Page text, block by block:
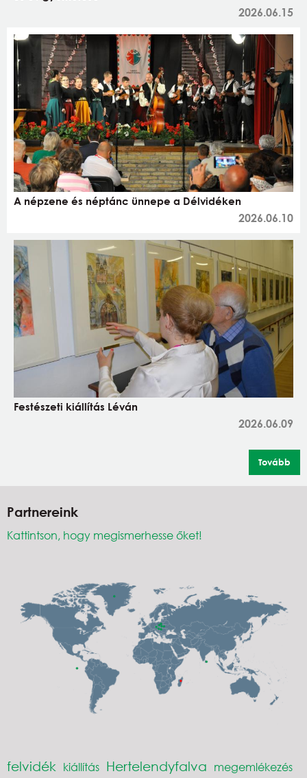
2026.06.15
A népzene és néptánc ünnepe a Délvidéken
2026.06.10
Festészeti kiállítás Léván
2026.06.09
Tovább
Partnereink
Kattintson, hogy megismerhesse őket!
felvidék kiállítás Hertelendyfalva megemlékezés